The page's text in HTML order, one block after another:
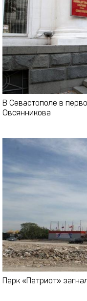
В Севастополе в
Овсянникова
Парк «Патриот»